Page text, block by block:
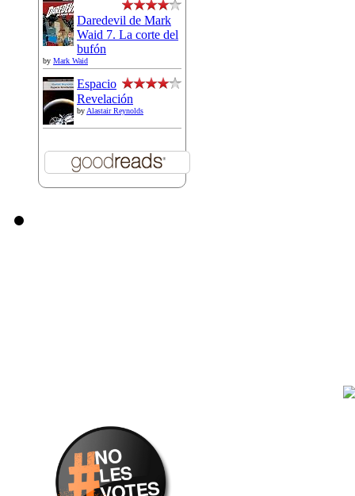
Daredevil de Mark
Waid 7. La corte del
bufón
by Mark Waid
Espacio
Revelación
byAlastair Reynolds